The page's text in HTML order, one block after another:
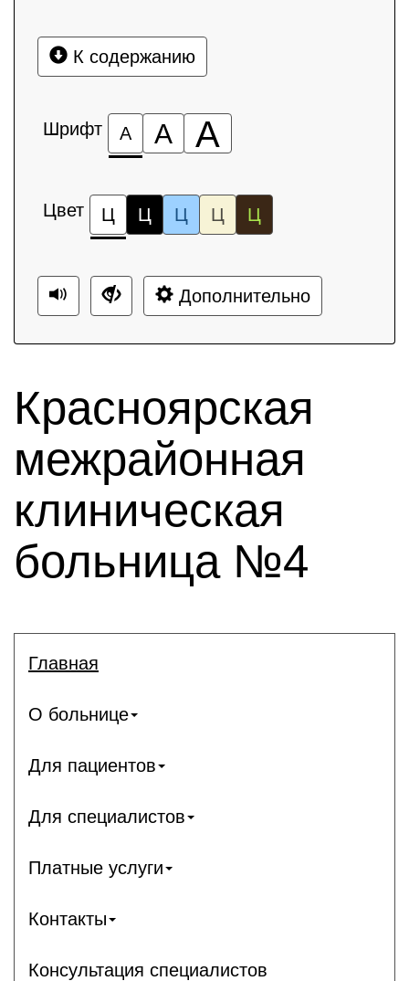
К содержанию
Шрифт А А А
Цвет Ц Ц Ц Ц Ц
Дополнительно
Красноярская
межрайонная
клиническая
больница №4
Главная
О больнице
Для пациентов
Для специалистов
Платные услуги
Контакты
Консультация специалистов